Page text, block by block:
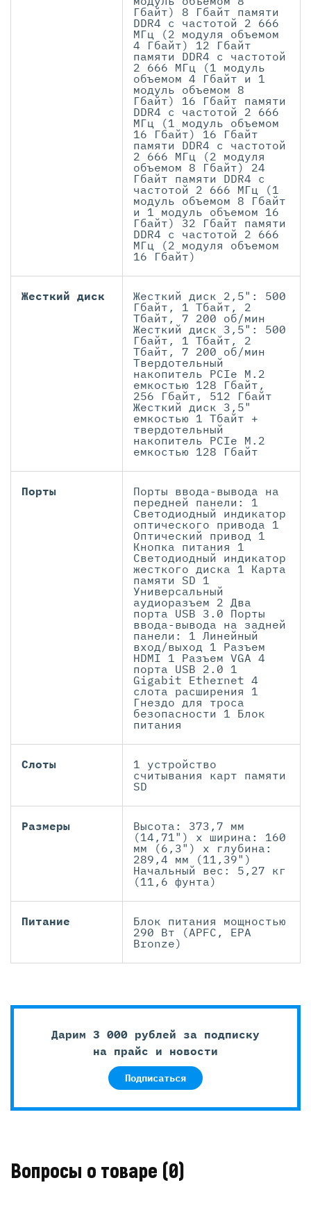
Гбайт) 8 Гбайт памяти
DDR4 с частотой 2 666
МГц (2 модуля объемом
4 Гбайт) 12 Гбайт
памяти DDR4 с частотой
2 666 МГц (1 модуль
объемом 4 Гбайт и 1
модуль объемом 8
Гбайт) 16 Гбайт памяти
DDR4 с частотой 2 666
МГц (1 модуль объемом
16 Гбайт) 16 Гбайт
памяти DDR4 с частотой
2 666 МГц (2 модуля
объемом 8 Гбайт) 24
Гбайт памяти DDR4 с
частотой 2 666 МГц (1
модуль объемом 8 Гбайт
и 1 модуль объемом 16
Гбайт) 32 Гбайт памяти
DDR4 с частотой 2 666
МГц (2 модуля объемом
16 Гбайт)
Жесткий диск
Жесткий диск 2,5": 500
Гбайт, 1 Тбайт, 2
Тбайт, 7 200 об/мин
Жесткий диск 3,5": 500
Гбайт, 1 Тбайт, 2
Тбайт, 7 200 об/мин
Твердотельный
накопитель PCIe M.2
емкостью 128 Гбайт,
256 Гбайт, 512 Гбайт
Жесткий диск 3,5"
емкостью 1 Тбайт +
твердотельный
накопитель PCIe M.2
емкостью 128 Гбайт
Порты
Порты ввода-вывода на
передней панели: 1
Светодиодный индикатор
оптического привода 1
Оптический привод 1
Кнопка питания 1
Светодиодный индикатор
жесткого диска 1 Карта
памяти SD 1
Универсальный
аудиоразъем 2 Два
порта USB 3.0 Порты
ввода-вывода на задней
панели: 1 Линейный
вход/выход 1 Разъем
HDMI 1 Разъем VGA 4
порта USB 2.0 1
Gigabit Ethernet 4
слота расширения 1
Гнездо для троса
безопасности 1 Блок
питания
Слоты
1 устройство
считывания карт памяти
SD
Размеры
Высота: 373,7 мм
(14,71") x ширина: 160
мм (6,3") x глубина:
289,4 мм (11,39")
Начальный вес: 5,27 кг
(11,6 фунта)
Питание
Блок питания мощностью
290 Вт (APFC, EPA
Bronze)
Дарим 3 000 рублей за подписку
на прайс и новости
Подписаться
Вопросы о товаре (0)